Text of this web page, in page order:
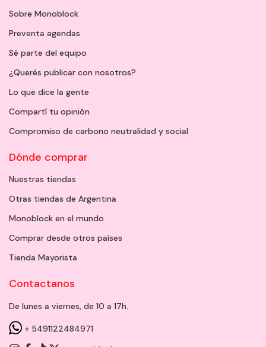
Sobre Monoblock
Preventa agendas
Sé parte del equipo
¿Querés publicar con nosotros?
Lo que dice la gente
Compartí tu opinión
Compromiso de carbono neutralidad y social
Dónde comprar
Nuestras tiendas
Otras tiendas de Argentina
Monoblock en el mundo
Comprar desde otros países
Tienda Mayorista
Contactanos
De lunes a viernes, de 10 a 17h.
+ 5491122484971